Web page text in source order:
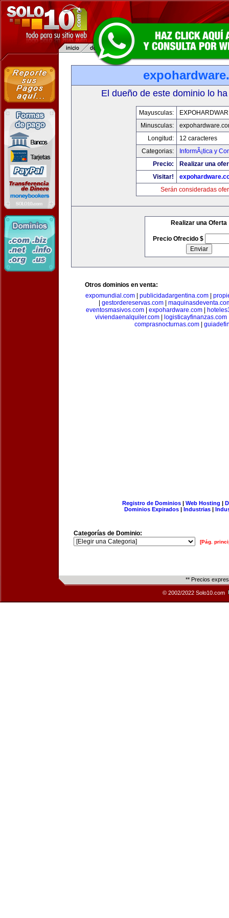
El dueño de este dominio lo
Mayusculas:
Minusculas:
Longitud:
12 caracteres
Categorias:
InformÃ¡tica y
Precio:
Realizar una
Visitar!
Serán consideradas
Realizar una Oferta
Precio Ofrecido $
Otros dominios en venta:
expomundial.com| publicidadargentina.com|
gestordereservas.com|
eventosmasivos.com
expohardware.com
viviendaenalquiler.com
logisticayfinanzas.com
comprasnocturnas.com
Registro de Dominios| Web Hosting |
Dominios Expirados | Industrias |
Categorías de Dominio:
[Pág.
** Precios
© 2002/2022 Solo10.com